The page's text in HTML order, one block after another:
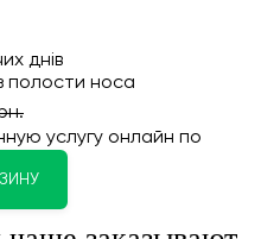
днів
полости носа
услугу онлайн по